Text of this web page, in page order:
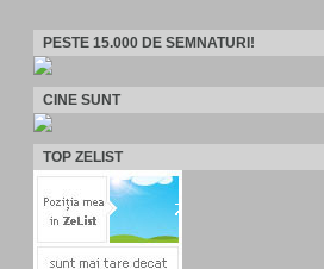
PESTE 15.000 DE SEMNATURI!
CINE SUNT
TOP ZELIST